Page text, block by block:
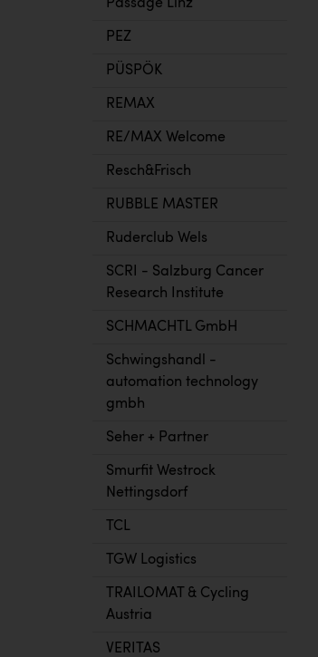
Passage Linz
PEZ
PÜSPÖK
REMAX
RE/MAX Welcome
Resch&Frisch
RUBBLE MASTER
Ruderclub Wels
SCRI - Salzburg Cancer
Research Institute
SCHMACHTL GmbH
Schwingshandl -
automation technology
gmbh
Seher + Partner
Smurfit Westrock
Nettingsdorf
TCL
TGW Logistics
TRAILOMAT & Cycling
Austria
VERITAS